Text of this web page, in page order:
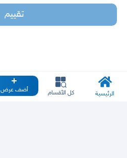
تقييم
الرئيسية كل الأقسام أضف عرض